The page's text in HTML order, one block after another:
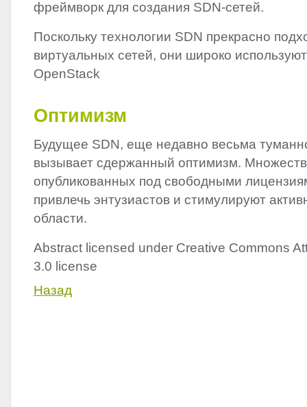
фреймворк для создания SDN-сетей.
Поскольку технологии SDN прекрасно
виртуальных сетей, они широко
OpenStack
Оптимизм
Будущее SDN, еще недавно весьма
вызывает сдержанный оптимизм.
опубликованных под свободными
привлечь энтузиастов и стимулируют
области.
Abstract licensed under Creative Commons
3.0 license
Назад